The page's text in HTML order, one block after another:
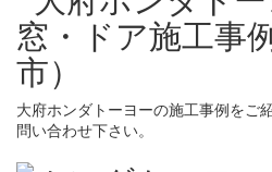
大府ホンダトーヨーの施工事例をご
問い合わせ下さい。